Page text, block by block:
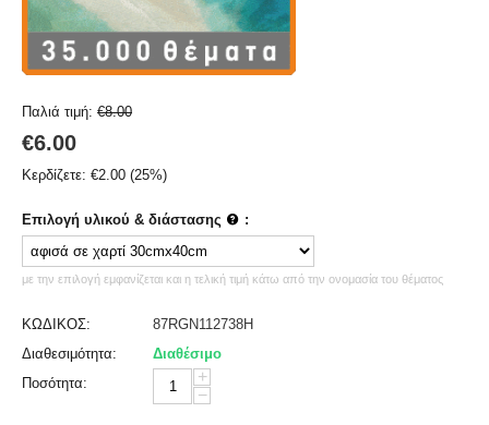
Παλιά τιμή: €8.00
€6.00
Κερδίζετε: €2.00 (25%)
Επιλογή υλικού & διάστασης :
με την επιλογή εμφανίζεται και η τελική τιμή κάτω από την ονομασία του θέματος
ΚΩΔΙΚΟΣ:
87RGN112738H
Διαθεσιμότητα:
Διαθέσιμο
Ποσότητα:
+
−